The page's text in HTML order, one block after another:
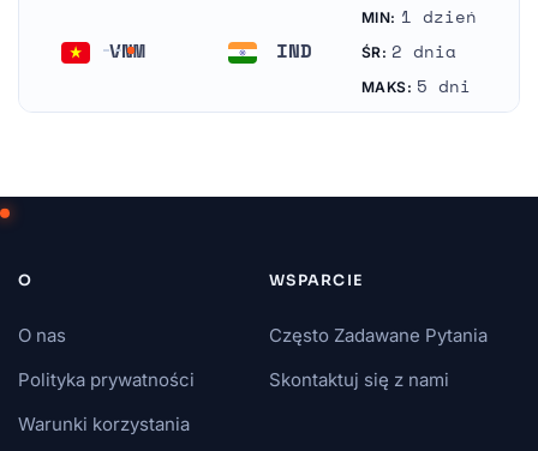
VNM IND
MIN: 1 dzień
ŚR: 2 dnia
MAKS: 5 dni
O
O nas
Polityka prywatności
Warunki korzystania
WSPARCIE
Często Zadawane Pytania
Skontaktuj się z nami